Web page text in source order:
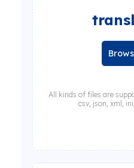
All kinds of files are
csv, json, xml,